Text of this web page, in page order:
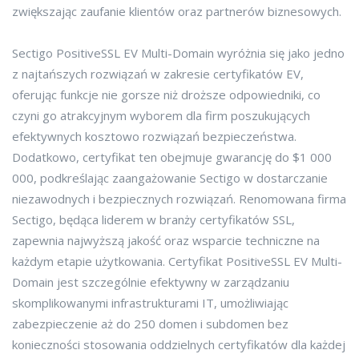
zwiększając zaufanie klientów oraz partnerów biznesowych.
Sectigo PositiveSSL EV Multi-Domain wyróżnia się jako jedno
z najtańszych rozwiązań w zakresie certyfikatów EV,
oferując funkcje nie gorsze niż droższe odpowiedniki, co
czyni go atrakcyjnym wyborem dla firm poszukujących
efektywnych kosztowo rozwiązań bezpieczeństwa.
Dodatkowo, certyfikat ten obejmuje gwarancję do $1 000
000, podkreślając zaangażowanie Sectigo w dostarczanie
niezawodnych i bezpiecznych rozwiązań. Renomowana firma
Sectigo, będąca liderem w branży certyfikatów SSL,
zapewnia najwyższą jakość oraz wsparcie techniczne na
każdym etapie użytkowania. Certyfikat PositiveSSL EV Multi-
Domain jest szczególnie efektywny w zarządzaniu
skomplikowanymi infrastrukturami IT, umożliwiając
zabezpieczenie aż do 250 domen i subdomen bez
konieczności stosowania oddzielnych certyfikatów dla każdej